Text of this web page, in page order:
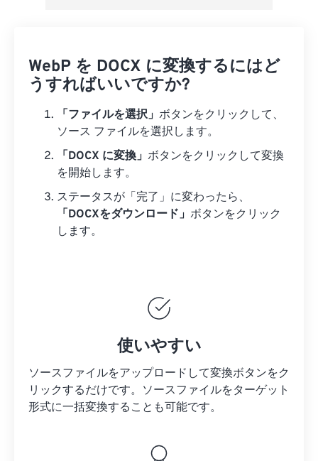
WebP を DOCX に変換するにはど
うすればいいですか?
「ファイルを選択」 ボタンをクリックして、
ソース ファイルを選択します。
「DOCX に変換」 ボタンをクリックして変換
を開始します。
ステータスが「完了」に変わったら、
「DOCXをダウンロード」 ボタンをクリック
します。
使いやすい
ソースファイルをアップロードして変換ボタンをク
リックするだけです。 ソースファイルをターゲット
形式に一括変換することも可能です。